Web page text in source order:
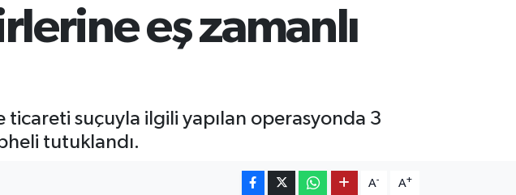
eş zamanlı
suçuyla ilgili yapılan operasyonda 3
tutuklandı.
A- A+